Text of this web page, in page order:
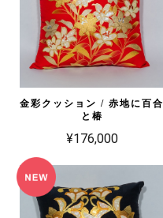
金彩クッション / 赤地に百合
と椿
¥176,000